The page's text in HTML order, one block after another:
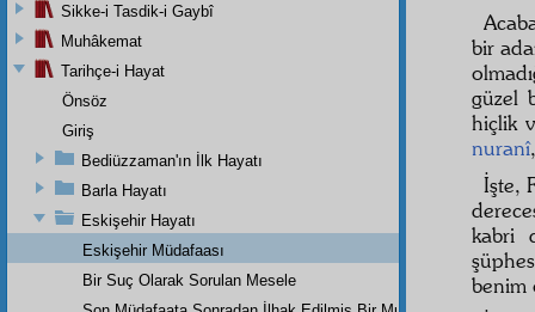
bir
güzel
hiçlik
nuranî
İşte,
kabri
benim
Sikke-i Tasdik-i Gaybî
Muhâkemat
Tarihçe-i Hayat
Önsöz
Giriş
Bediüzzaman'ın İlk Hayatı
Barla Hayatı
Eskişehir Hayatı
Eskişehir Müdafaası
Bir Suç Olarak Sorulan Mesele